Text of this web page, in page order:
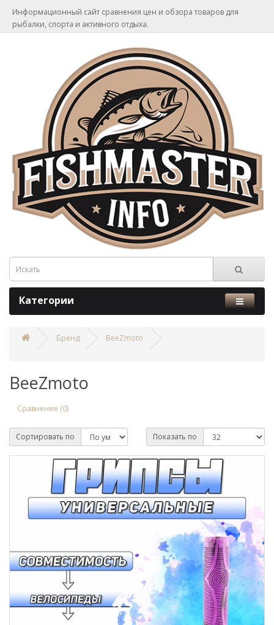
Информационный сайт сравнения цен и обзора товаров для
рыбалки, спорта и активного отдыха.
Категории
Бренд BeeZmoto
BeeZmoto
Сравнение (0)
Сортировать по Показать по